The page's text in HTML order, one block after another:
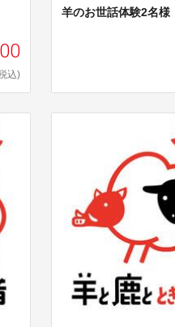
込)
羊のお世話体験2名様